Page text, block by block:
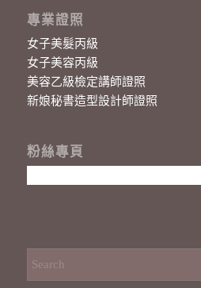
專業證照
女子美髮丙級
女子美容丙級
美容乙級檢定講師證照
新娘秘書造型設計師證照
粉絲專頁